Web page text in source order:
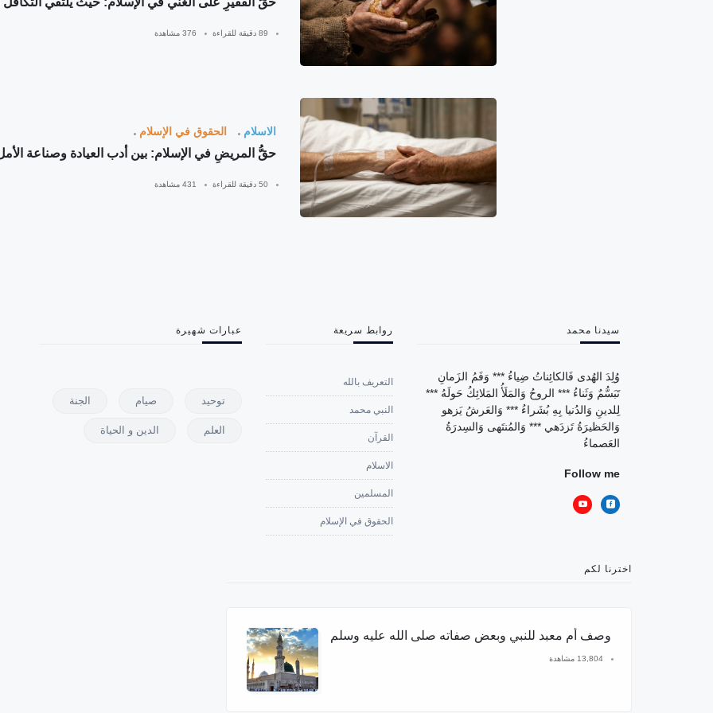
89 دقيقة للقراءة 376 مشاهدة
الاسلام الحقوق في الإسلام
حقُّ المريضِ في الإسلام: بين أدب العيادة وصناعة
50 دقيقة للقراءة 431 مشاهدة
سيدنا محمد
وُلِدَ الهُدى فَالكائِناتُ ضِياءُ *** وَفَمُ الزَمانِ
تَبَسُّمٌ وَثَناءُ *** الروحُ وَالمَلَأُ المَلائِكُ حَولَهُ ***
لِلدينِ وَالدُنيا بِهِ بُشَراءُ *** وَالعَرشُ يَزهو
وَالحَظيرَةُ تَزدَهي *** وَالمُنتَهى وَالسِدرَةُ
العَصماءُ
Follow me
روابط سريعة
التعريف بالله
النبي محمد
القرآن
الاسلام
المسلمين
الحقوق في الإسلام
عبارات شهيرة
توحيد صيام الجنة
العلم الدين و الحياة
اخترنا لكم
وصف أم معبد للنبي وبعض صفاته صلى الله عليه وسلم
13,804 مشاهدة